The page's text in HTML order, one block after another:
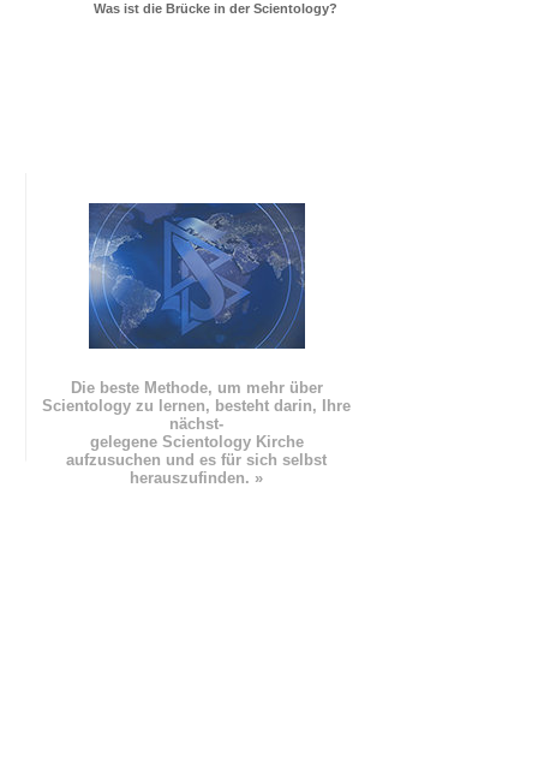
Was ist die Brücke in der Scientology?
Die beste Methode, um mehr über
Scientology zu lernen, besteht darin, Ihre
nächst-
gelegene Scientology Kirche
aufzusuchen und es für sich selbst
herauszufinden. »